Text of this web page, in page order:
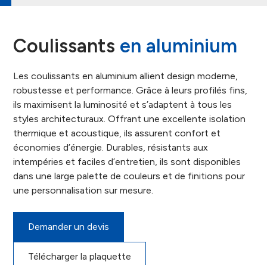
Coulissants en aluminium
Les coulissants en aluminium allient design moderne,
robustesse et performance. Grâce à leurs profilés fins,
ils maximisent la luminosité et s’adaptent à tous les
styles architecturaux. Offrant une excellente isolation
thermique et acoustique, ils assurent confort et
économies d’énergie. Durables, résistants aux
intempéries et faciles d’entretien, ils sont disponibles
dans une large palette de couleurs et de finitions pour
une personnalisation sur mesure.
Demander un devis
Télécharger la plaquette